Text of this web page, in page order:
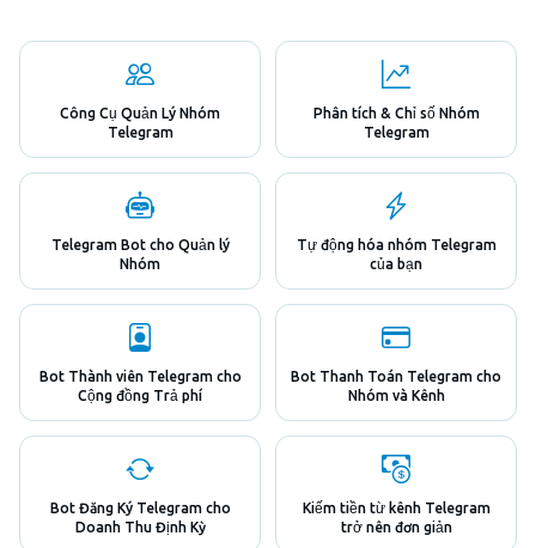
Công Cụ Quản Lý Nhóm
Telegram
Phân tích & Chỉ số Nhóm
Telegram
Telegram Bot cho Quản lý
Nhóm
Tự động hóa nhóm Telegram
của bạn
Bot Thành viên Telegram cho
Cộng đồng Trả phí
Bot Thanh Toán Telegram cho
Nhóm và Kênh
Bot Đăng Ký Telegram cho
Doanh Thu Định Kỳ
Kiếm tiền từ kênh Telegram
trở nên đơn giản